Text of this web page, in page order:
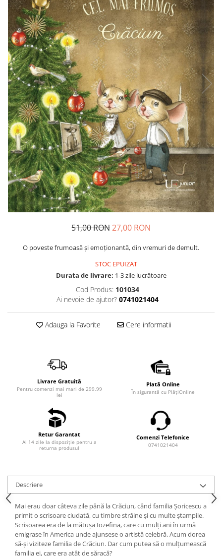
Usborne
51,00 RON27,00 RON
O poveste frumoasă şi emoţionantă, din vremuri de demult.
STOC EPUIZAT
Durata de livrare: 1-3 zile lucrătoare
Cod Produs: 101034
Ai nevoie de ajutor? 0741021404
Adauga la Favorite Cere informatii
Livrare Gratuită
Pentru comenzi mai mari de 299.99
lei
Plată Online
În sigurantă cu PlățiOnline
Retur Garantat
Ai 14 zile la dispoziție pentru a
returna produsul
Comenzi Telefonice
0741021404
Descriere
Mai erau doar câteva zile până la Crăciun, când familia Şoricescu a
primit o scrisoare ciudată, cu timbre străine şi cu multe ştampile.
Scrisoarea era de la mătuşa Iozefina, care cu mulţi ani în urmă
emigrase în America unde ajunsese o artistă celebră. Acum dorea
să-şi viziteze familia de Crăciun. Dar cum putea să o mulţumească
familia ei, care era atât de săracă?